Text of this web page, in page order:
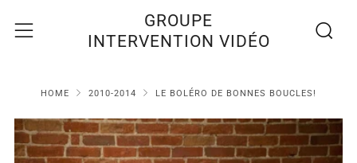
GROUPE
INTERVENTION VIDÉO
Menu
HOME 2010-2014 LE BOLÉRO DE BONNES BOUCLES!